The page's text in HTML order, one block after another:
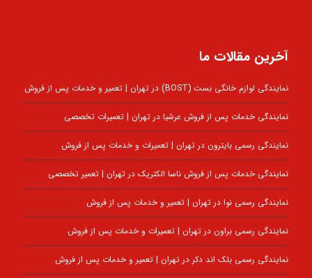
آخرین مقالات ما
نمایندگی لوازم خانگی بست (BOST) در تهران | تعمیر و خدمات پس از فروش
نمایندگی خدمات پس از فروش عرشیا در تهران | تعمیرات تخصصی
نمایندگی رسمی بایترون در تهران | تعمیرات و خدمات پس از فروش
نمایندگی خدمات پس از فروش ناسا الکتریک در تهران | تعمیر تخصصی
نمایندگی رسمی نوا در تهران | تعمیر و خدمات پس از فروش
نمایندگی رسمی براون در تهران | تعمیرات و خدمات پس از فروش
نمایندگی رسمی بلک اند دکر در تهران | تعمیر و خدمات پس از فروش